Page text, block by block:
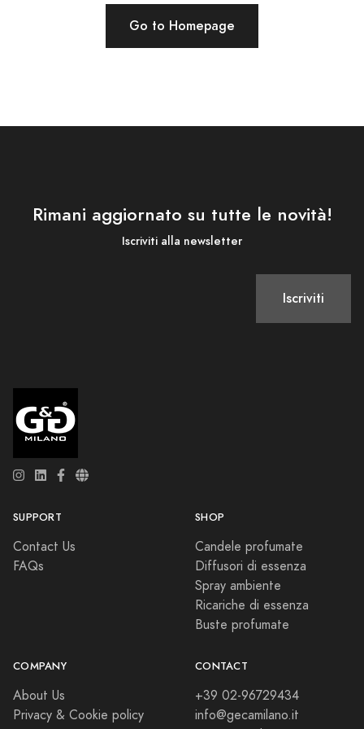
Go to Homepage
Rimani aggiornato su tutte le novità!
Iscriviti alla newsletter
Iscriviti
SUPPORT
Contact Us
FAQs
SHOP
Candele profumate
Diffusori di essenza
Spray ambiente
Ricariche di essenza
Buste profumate
COMPANY
About Us
Privacy & Cookie policy
CONTACT
+39 02-96729434
info@gecamilano.it